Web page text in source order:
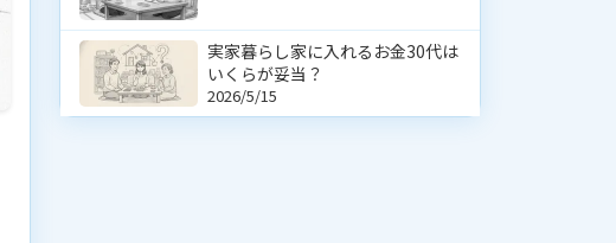
実家暮らし家に入れるお金30代は
いくらが妥当？
2026/5/15